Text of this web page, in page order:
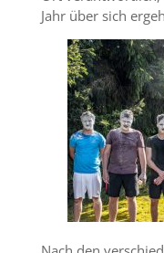
Jahr über sich